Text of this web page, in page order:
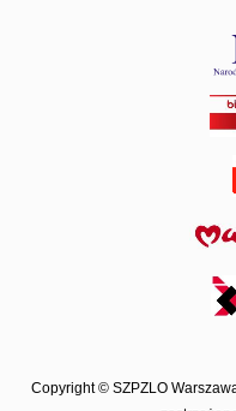
Copyright © SZPZLO